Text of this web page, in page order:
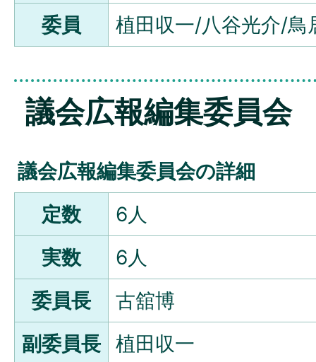
委員
植田収一/八谷光介/鳥
議会広報編集委員会
議会広報編集委員会の詳細
定数
6人
実数
6人
委員長
古舘博
副委員長
植田収一